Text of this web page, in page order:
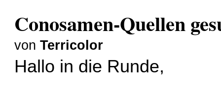
Conosamen-Quellen
vonTerricolor
Hallo in die Runde,